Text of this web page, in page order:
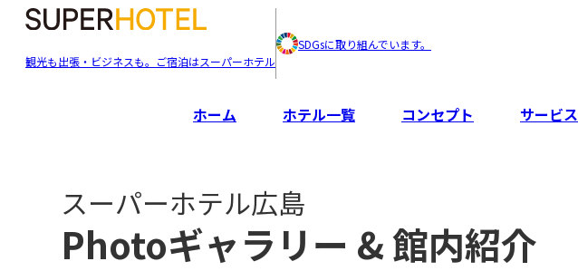
観光も出張・ビジネスも。ご宿泊はスーパーホテル
SDGsに取り組んでいます。
ホーム ホテル一覧 コンセプト サービス
スーパーホテル広島
Photoギャラリー & 館内紹介